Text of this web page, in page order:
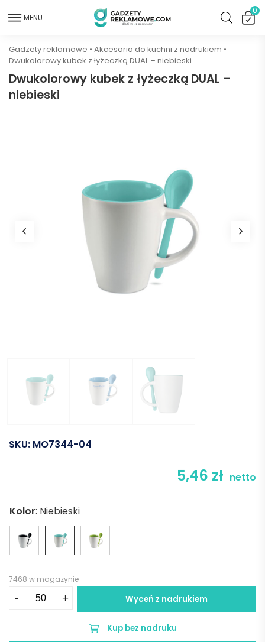
MENU
0
Gadżety reklamowe • Akcesoria do kuchni z nadrukiem •
Dwukolorowy kubek z łyżeczką DUAL – niebieski
Dwukolorowy kubek z łyżeczką DUAL –
niebieski
SKU: MO7344-04
5,46 zł netto
Kolor: Niebieski
7468 w magazynie
- + Wyceń z nadrukiem
Kup bez nadruku